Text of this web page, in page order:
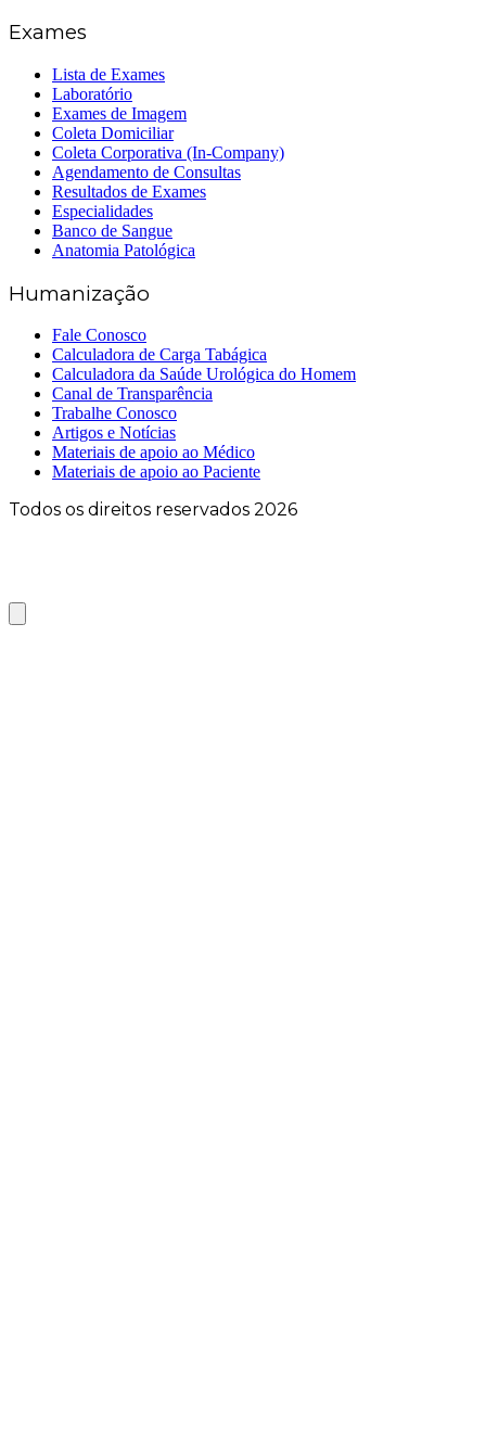
Exames
Lista de Exames
Laboratório
Exames de Imagem
Coleta Domiciliar
Coleta Corporativa (In-Company)
Agendamento de Consultas
Resultados de Exames
Especialidades
Banco de Sangue
Anatomia Patológica
Humanização
Fale Conosco
Calculadora de Carga Tabágica
Calculadora da Saúde Urológica do Homem
Canal de Transparência
Trabalhe Conosco
Artigos e Notícias
Materiais de apoio ao Médico
Materiais de apoio ao Paciente
Todos os direitos reservados 2026